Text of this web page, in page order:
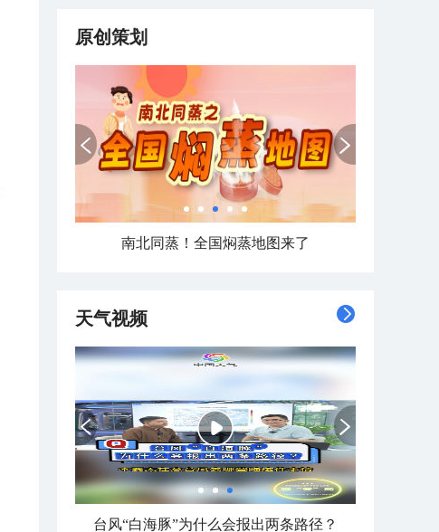
原创策划
南北同蒸！全国焖蒸地图来了
天气视频
台风“白海豚”为什么会报出两条路径？